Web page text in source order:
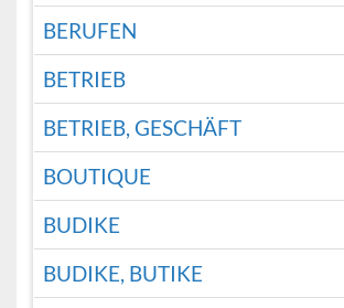
BERUFEN
BETRIEB
BETRIEB, GESCHÄFT
BOUTIQUE
BUDIKE
BUDIKE, BUTIKE